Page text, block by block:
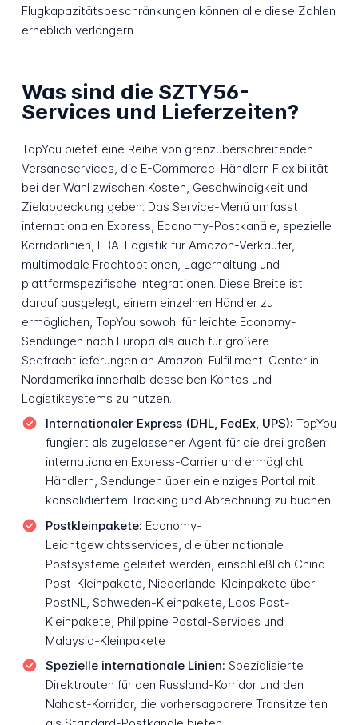
Flugkapazitätsbeschränkungen können alle diese Zahlen
erheblich verlängern.
Was sind die SZTY56-
Services und Lieferzeiten?
TopYou bietet eine Reihe von grenzüberschreitenden
Versandservices, die E-Commerce-Händlern Flexibilität
bei der Wahl zwischen Kosten, Geschwindigkeit und
Zielabdeckung geben. Das Service-Menü umfasst
internationalen Express, Economy-Postkanäle, spezielle
Korridorlinien, FBA-Logistik für Amazon-Verkäufer,
multimodale Frachtoptionen, Lagerhaltung und
plattformspezifische Integrationen. Diese Breite ist
darauf ausgelegt, einem einzelnen Händler zu
ermöglichen, TopYou sowohl für leichte Economy-
Sendungen nach Europa als auch für größere
Seefrachtlieferungen an Amazon-Fulfillment-Center in
Nordamerika innerhalb desselben Kontos und
Logistiksystems zu nutzen.
Internationaler Express (DHL, FedEx, UPS): TopYou
fungiert als zugelassener Agent für die drei großen
internationalen Express-Carrier und ermöglicht
Händlern, Sendungen über ein einziges Portal mit
konsolidiertem Tracking und Abrechnung zu buchen
Postkleinpakete: Economy-
Leichtgewichtsservices, die über nationale
Postsysteme geleitet werden, einschließlich China
Post-Kleinpakete, Niederlande-Kleinpakete über
PostNL, Schweden-Kleinpakete, Laos Post-
Kleinpakete, Philippine Postal-Services und
Malaysia-Kleinpakete
Spezielle internationale Linien: Spezialisierte
Direktrouten für den Russland-Korridor und den
Nahost-Korridor, die vorhersagbarere Transitzeiten